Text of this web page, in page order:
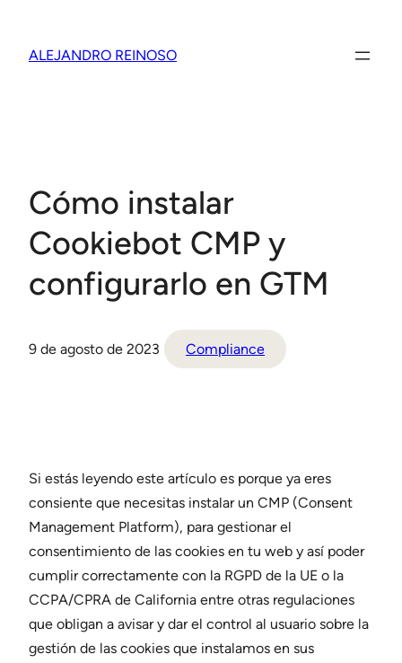
contenido
ALEJANDRO REINOSO
Cómo instalar
Cookiebot CMP y
configurarlo en GTM
9 de agosto de 2023 Compliance
Si estás leyendo este artículo es porque ya eres
consiente que necesitas instalar un CMP (Consent
Management Platform), para gestionar el
consentimiento de las cookies en tu web y así poder
cumplir correctamente con la RGPD de la UE o la
CCPA/CPRA de California entre otras regulaciones
que obligan a avisar y dar el control al usuario sobre la
gestión de las cookies que instalamos en sus